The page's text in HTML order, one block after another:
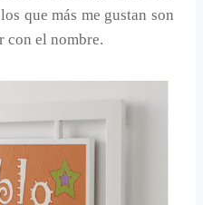
que más me gustan son
con el nombre.